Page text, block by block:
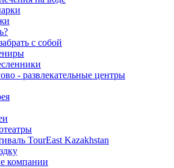
с собой
- развлекательные центры
TourEast Kazakhstan
компании